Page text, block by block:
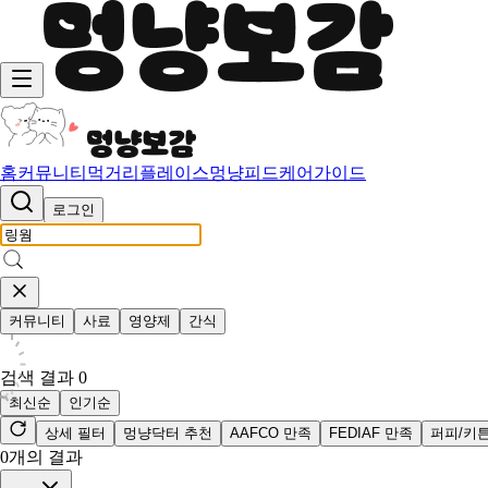
홈커뮤니티 먹거리 플레이스멍냥피드케어가이드
로그인
커뮤니티 사료 영양제 간식
검색 결과 0
최신순
인기순
상세 필터
멍냥닥터 추천 AAFCO 만족 FEDIAF 만족 퍼피/키
0개의 결과